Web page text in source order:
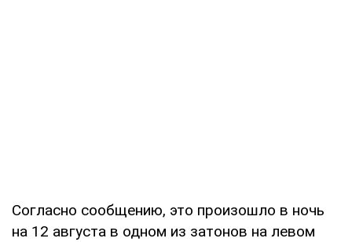
Согласно сообщению, это произошло в ночь
на 12 августа в одном из затонов на левом